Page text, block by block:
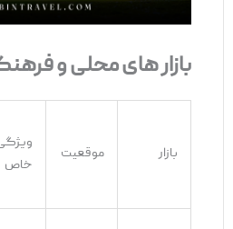
بازار های محلی و
بازار موقعیت
خاص